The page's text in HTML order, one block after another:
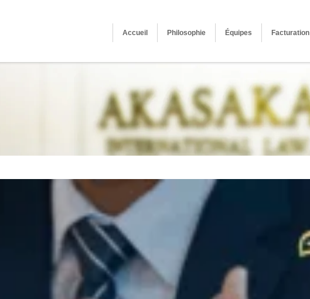
Accueil Philosophie Équipes Facturation